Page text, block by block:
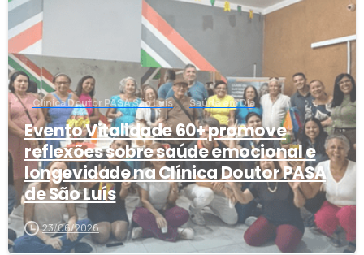
Clínica Doutor PASA São Luís Saúde em Dia
Evento Vitalidade 60+ promove
reflexões sobre saúde emocional e
longevidade na Clínica Doutor PASA
de São Luís
23/06/2026